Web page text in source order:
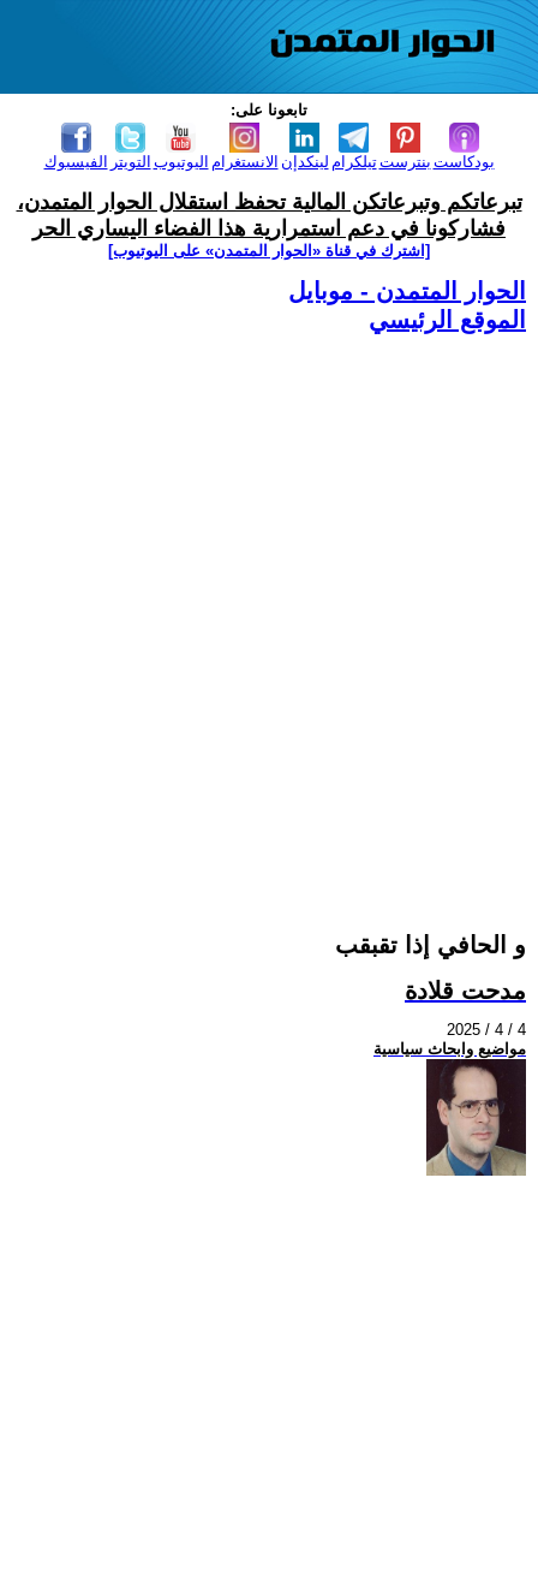
تابعونا على:
الفيسبوك التويتر اليوتيوب الانستغرام لينكدإن تيلكرامبنترست بودكاست
تبرعاتكم وتبرعاتكن المالية تحفظ استقلال الحوار المتمدن،
فشاركونا في دعم استمرارية هذا الفضاء اليساري الحر
[اشترك في قناة ‫«الحوار المتمدن» على اليوتيوب]
الحوار المتمدن - موبايل
الموقع الرئيسي
و الحافي إذا تقبقب
مدحت قلادة
2025 / 4 / 4
مواضيع وابحاث سياسية